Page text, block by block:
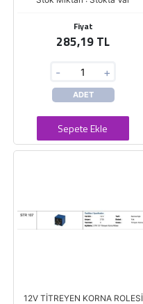
Fiyat
285,19 TL
- +
ADET
Sepete Ekle
12V TİTREYEN KORNA ROLESİ